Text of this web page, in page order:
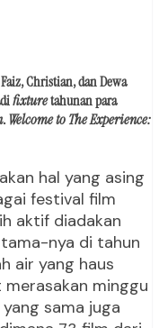
Christian, dan Dewa
fixturetahunan para
.Welcome to The Experience:
hal yang asing
festival film
aktif diadakan
nya di tahun
air yang haus
minggu
sama juga